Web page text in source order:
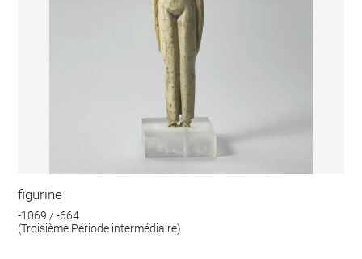
figurine
-1069 / -664
(Troisième Période intermédiaire)